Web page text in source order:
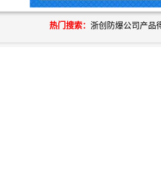
热门搜索：